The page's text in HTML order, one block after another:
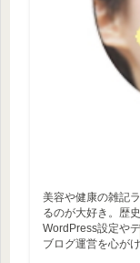
美容や健康の雑記
るのが大好き。歴
WordPress設定や
ブログ運営を心がけ